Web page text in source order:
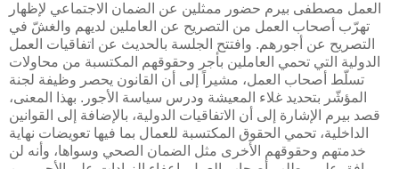
العمل مصطفى بيرم حضور ممثلين عن الضمان الاجتماعي لإظهار
تهرّب أصحاب العمل من التصريح عن العاملين لديهم والغشّ في
التصريح عن أجورهم. وافتتح الجلسة بالحديث عن اتفاقيات العمل
الدولية التي تحمي العاملين بأجر وحقوقهم المكتسبة من محاولات
تسلّط أصحاب العمل، مشيراً إلى أن القانون يحصر وظيفة لجنة
المؤشّر بتحديد غلاء المعيشة ودرس سياسة الأجور. بهذا المعنى،
قصد بيرم الإشارة إلى أن الاتفاقيات الدولية، بالإضافة إلى القوانين
الداخلية، تحمي الحقوق المكتسبة للعمال بما فيها تعويضات نهاية
خدمتهم وحقوقهم الأخرى مثل الضمان الصحي وسواها، وأنه لن